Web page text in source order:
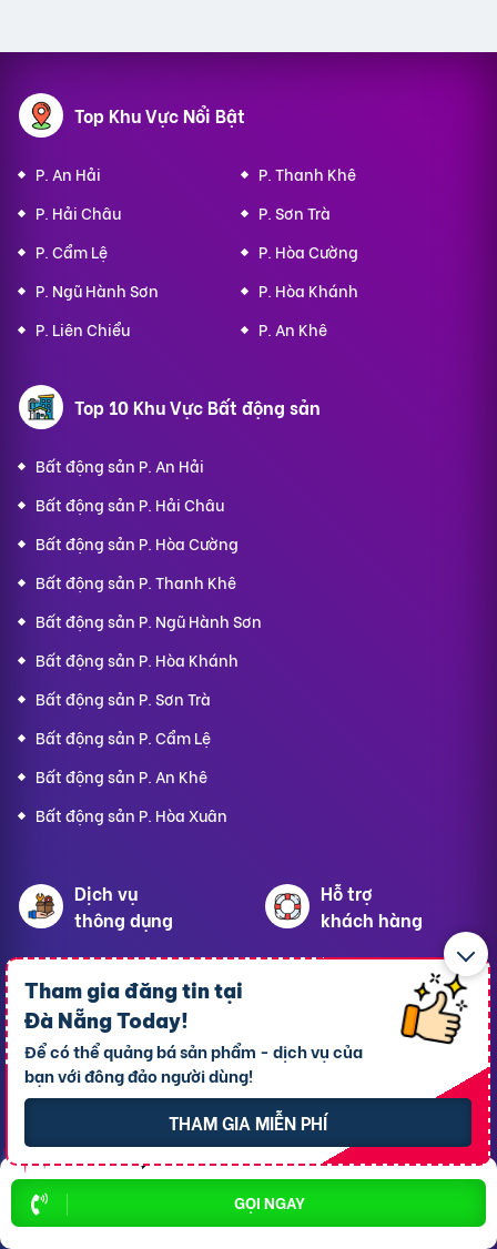
GỌI NGAY
Tham gia đăng tin tại
Đà Nẵng Today!
Để có thể quảng bá sản phẩm - dịch vụ của
bạn với đông đảo người dùng!
THAM GIA MIỄN PHÍ
Top Khu Vực Nổi Bật
P. An Hải
P. Thanh Khê
P. Hải Châu
P. Sơn Trà
P. Cẩm Lệ
P. Hòa Cường
P. Ngũ Hành Sơn
P. Hòa Khánh
P. Liên Chiểu
P. An Khê
Top 10 Khu Vực Bất động sản
Bất động sản P. An Hải
Bất động sản P. Hải Châu
Bất động sản P. Hòa Cường
Bất động sản P. Thanh Khê
Bất động sản P. Ngũ Hành Sơn
Bất động sản P. Hòa Khánh
Bất động sản P. Sơn Trà
Bất động sản P. Cẩm Lệ
Bất động sản P. An Khê
Bất động sản P. Hòa Xuân
Dịch vụ
thông dụng
Cho thuê xe ôtô
Cho thuê phòng trọ
Xe tải chở thuê
Homestay
Trang trí quán - shop
Quà Lưu niệm
Hỗ trợ
khách hàng
Bảng giá dịch vụ
Blog
Hướng dẫn sử dụng
Liên hệ hỗ trợ